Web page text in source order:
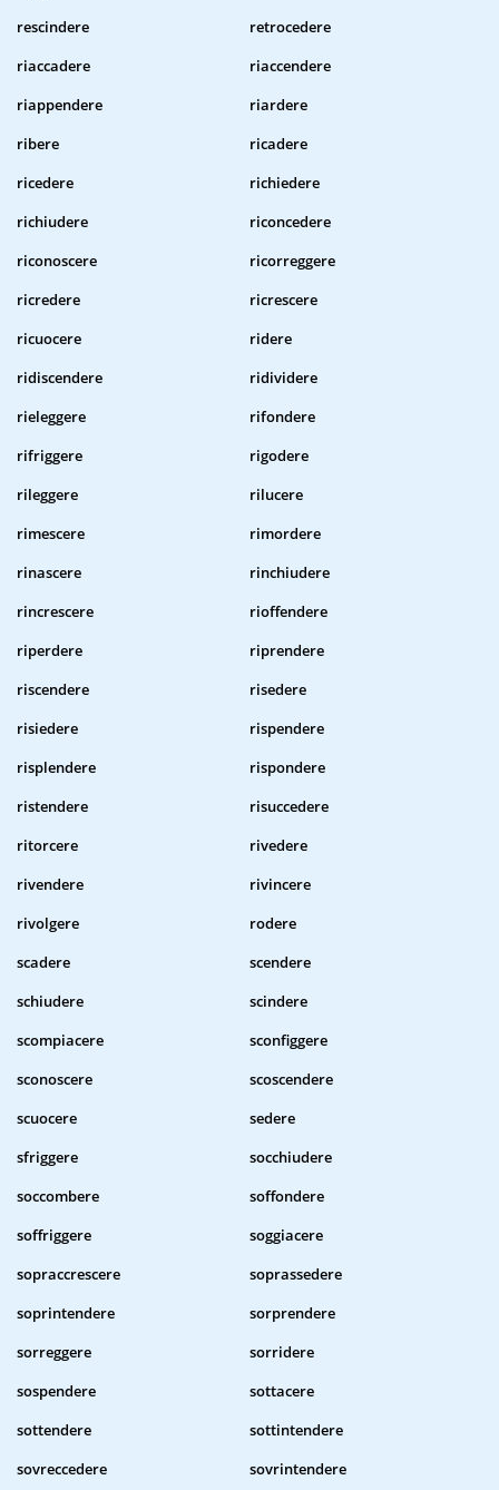
rescindere
retrocedere
riaccadere
riaccendere
riappendere
riardere
ribere
ricadere
ricedere
richiedere
richiudere
riconcedere
riconoscere
ricorreggere
ricredere
ricrescere
ricuocere
ridere
ridiscendere
ridividere
rieleggere
rifondere
rifriggere
rigodere
rileggere
rilucere
rimescere
rimordere
rinascere
rinchiudere
rincrescere
rioffendere
riperdere
riprendere
riscendere
risedere
risiedere
rispendere
risplendere
rispondere
ristendere
risuccedere
ritorcere
rivedere
rivendere
rivincere
rivolgere
rodere
scadere
scendere
schiudere
scindere
scompiacere
sconfiggere
sconoscere
scoscendere
scuocere
sedere
sfriggere
socchiudere
soccombere
soffondere
soffriggere
soggiacere
sopraccrescere
soprassedere
soprintendere
sorprendere
sorreggere
sorridere
sospendere
sottacere
sottendere
sottintendere
sovreccedere
sovrintendere